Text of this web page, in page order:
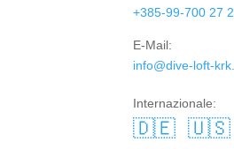
+385-99-700 27
E-Mail:
info@dive-loft-
Internazionale:
🇩🇪 🇺🇸